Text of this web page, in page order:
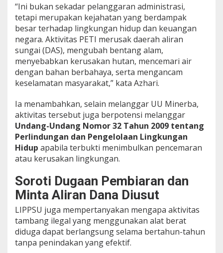
“Ini bukan sekadar pelanggaran administrasi,
tetapi merupakan kejahatan yang berdampak
besar terhadap lingkungan hidup dan keuangan
negara. Aktivitas PETI merusak daerah aliran
sungai (DAS), mengubah bentang alam,
menyebabkan kerusakan hutan, mencemari air
dengan bahan berbahaya, serta mengancam
keselamatan masyarakat,” kata Azhari.
Ia menambahkan, selain melanggar UU Minerba,
aktivitas tersebut juga berpotensi melanggar
Undang-Undang Nomor 32 Tahun 2009 tentang
Perlindungan dan Pengelolaan Lingkungan
Hidup apabila terbukti menimbulkan pencemaran
atau kerusakan lingkungan.
Soroti Dugaan Pembiaran dan
Minta Aliran Dana Diusut
LIPPSU juga mempertanyakan mengapa aktivitas
tambang ilegal yang menggunakan alat berat
diduga dapat berlangsung selama bertahun-tahun
tanpa penindakan yang efektif.